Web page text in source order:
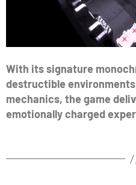
With its signature
destructible
mechanics, the game
emotionally charged